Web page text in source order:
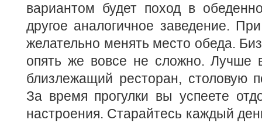
вариантом будет поход в
другое аналогичное заведение.
желательно менять место обеда.
опять же вовсе не сложно. Лучше
близлежащий ресторан, столовую
За время прогулки вы успеете
настроения. Старайтесь каждый